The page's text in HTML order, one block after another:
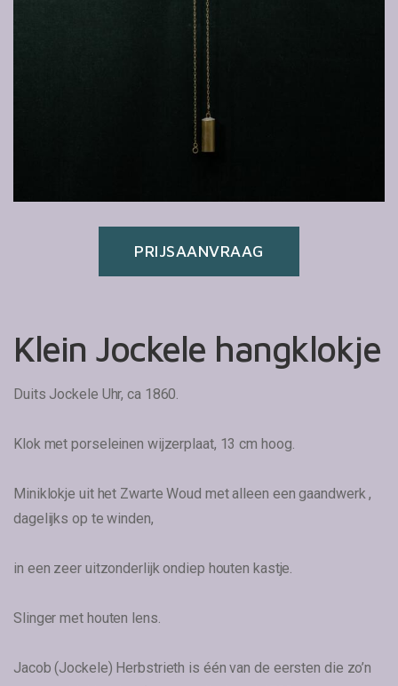
PRIJSAANVRAAG
Klein Jockele hangklokje
Duits Jockele Uhr, ca 1860.
Klok met porseleinen wijzerplaat, 13 cm hoog.
Miniklokje uit het Zwarte Woud met alleen een gaandwerk ,
dagelijks op te winden,
in een zeer uitzonderlijk ondiep houten kastje.
Slinger met houten lens.
Jacob (Jockele) Herbstrieth is één van de eersten die zo’n